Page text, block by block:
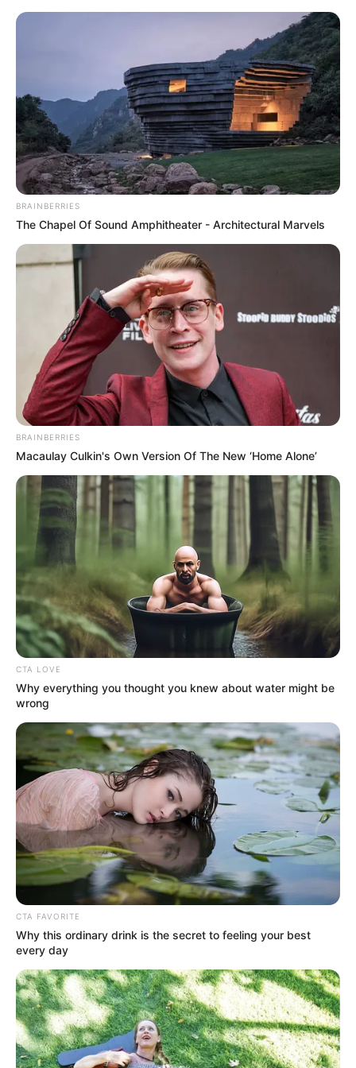
Estelle Linden
BRAINBERRIES
The Chapel Of Sound Amphitheater - Architectural Marvels
BRAINBERRIES
Macaulay Culkin's Own Version Of The New ‘Home Alone’
CTA LOVE
Why everything you thought you knew about water might be
wrong
CTA FAVORITE
Why this ordinary drink is the secret to feeling your best
every day